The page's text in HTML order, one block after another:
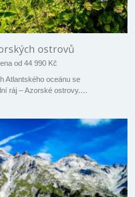
ostrovů
od 44 990 Kč
Atlantského oceánu se
ráj – Azorské ostrovy.…